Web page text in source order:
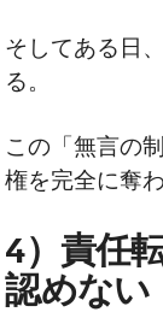
そしてある日
る。
この「無言の
権を完全に奪
4）責任
認めない